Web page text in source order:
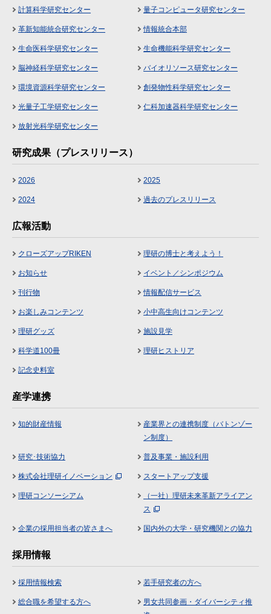
計算科学研究センター 量子コンピュータ研究センター
革新知能統合研究センター 情報統合本部
生命医科学研究センター 生命機能科学研究センター
脳神経科学研究センター バイオリソース研究センター
環境資源科学研究センター 創発物性科学研究センター
光量子工学研究センター 仁科加速器科学研究センター
放射光科学研究センター
研究成果（プレスリリース）
2026 2025
2024 過去のプレスリリース
広報活動
クローズアップRIKEN 理研の博士と考えよう！
お知らせ イベント／シンポジウム
刊行物 情報配信サービス
お楽しみコンテンツ 小中高生向けコンテンツ
理研グッズ 施設見学
科学道100冊 理研ヒストリア
記念史料室
産学連携
知的財産情報
産業界との連携制度（バトンゾー
ン制度）
研究･技術協力 普及事業・施設利用
株式会社理研イノベーション スタートアップ支援
理研コンソーシアム
（一社）理研未来革新アライアン
ス
企業の採用担当者の皆さまへ 国内外の大学・研究機関との協力
採用情報
採用情報検索 若手研究者の方へ
総合職を希望する方へ
男女共同参画・ダイバーシティ推